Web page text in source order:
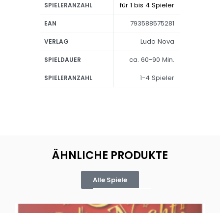
SPIELERANZAHL für 1 bis 4 Spieler
EAN 793588575281
VERLAG Ludo Nova
SPIELDAUER ca. 60-90 Min.
SPIELERANZAHL 1-4 Spieler
ÄHNLICHE PRODUKTE
Alle Spiele